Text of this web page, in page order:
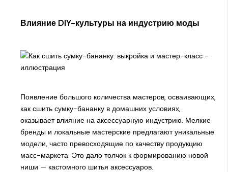
Влияние DIY-культуры на индустрию моды
Появление большого количества мастеров, осваивающих,
как сшить сумку-бананку в домашних условиях,
оказывает влияние на аксессуарную индустрию. Мелкие
бренды и локальные мастерские предлагают уникальные
модели, часто превосходящие по качеству продукцию
масс-маркета. Это дало толчок к формированию новой
ниши — кастомного шитья аксессуаров.